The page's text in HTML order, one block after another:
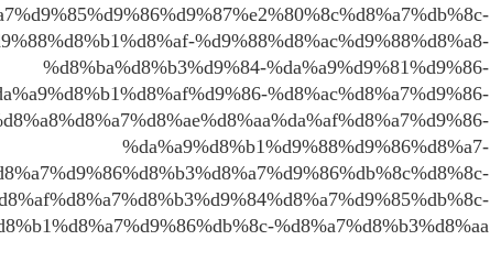
%d9%88%d8%ac%d9%88%d8%a8-
%d8%ba%d8%b3%d9%84-%da%a9%d9%81%d9%86-
%d8%ac%d8%a7%d9%86-
%da%a9%d8%b1%d9%88%d9%86%d8%a7-
%d8%a7%d8%b3%d8%aa